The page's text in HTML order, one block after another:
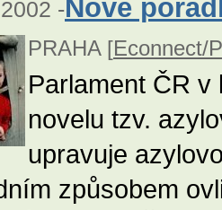
-Nové
PRAHA [Econnect/
Parlament ČR
novelu tzv.
upravuje
způsobem